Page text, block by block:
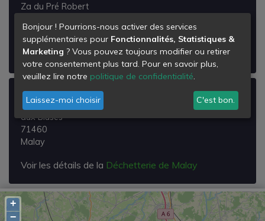
Za du Pré Robert
Cluny
Voir les détails de laDéchetterie de Cluny
Déchetterie de Malay
aux Bluses
71460
Malay
Voir les détails de la Déchetterie de Malay
+
−
Bonjour ! Pourrions-nous activer des services
supplémentaires pour Fonctionnalités, Statistiques &
Marketing ? Vous pouvez toujours modifier ou retirer
votre consentement plus tard. Pour en savoir plus,
veuillez lire notre politique de confidentialité.
Laissez-moi choisir C'est bon.